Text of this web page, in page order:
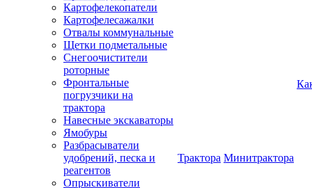
Картофелекопатели
Картофелесажалки
Отвалы коммунальные
Щетки подметальные
Снегоочистители
роторные
Фронтальные
погрузчики на
трактора
Навесные экскаваторы
Ямобуры
Разбрасыватели
удобрений, песка и
реагентов
Опрыскиватели
Трактора Минитрактора